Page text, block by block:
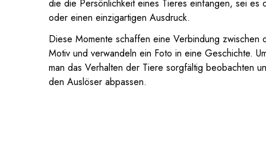
die die Persönlichkeit eines Tieres einfangen, sei es
oder einen einzigartigen Ausdruck.
Diese Momente schaffen eine Verbindung zwischen
Motiv und verwandeln ein Foto in eine Geschichte.
man das Verhalten der Tiere sorgfältig beobachten
den Auslöser abpassen.